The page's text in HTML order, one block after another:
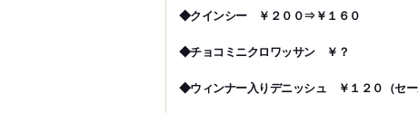
◆クインシー ￥２００⇒￥１６０
◆チョコミニクロワッサン ￥？
◆ウィンナー入りデニッシュ ￥１２０（セー